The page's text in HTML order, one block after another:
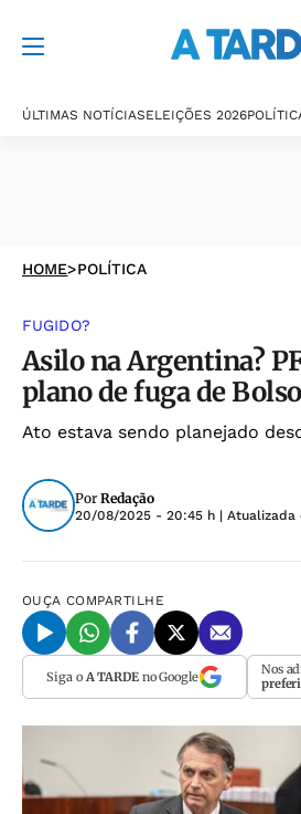
ÚLTIMAS NOTÍCIASELEIÇÕES 2026
HOME>POLÍTICA
FUGIDO?
Asilo na Argentina?
plano de fuga de
Ato estava sendo planejado
Por Redação
20/08/2025 - 20:45 h | Atualizada
OUÇA COMPARTILHE
Siga o A TARDEno Google Nos